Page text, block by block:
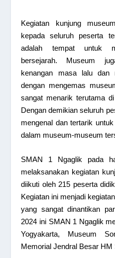
Kegiatan kunjung
kepada seluruh peserta
adalah tempat untuk
bersejarah. Museum
kenangan masa lalu dan
dengan mengemas
sangat menarik terutama
Dengan demikian seluruh
mengenal dan tertarik
dalam museum-museum
SMAN 1 Ngaglik pada
melaksanakan kegiatan
diikuti oleh 215 peserta
Kegiatan ini menjadi
yang sangat dinantikan
2024 ini SMAN 1 Ngaglik
Yogyakarta, Museum
Memorial Jendral Besar HM